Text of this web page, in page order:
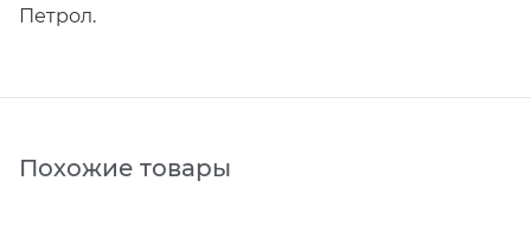
Петрол.
Похожие товары